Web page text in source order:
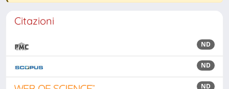
Citazioni
ND
ND
ND